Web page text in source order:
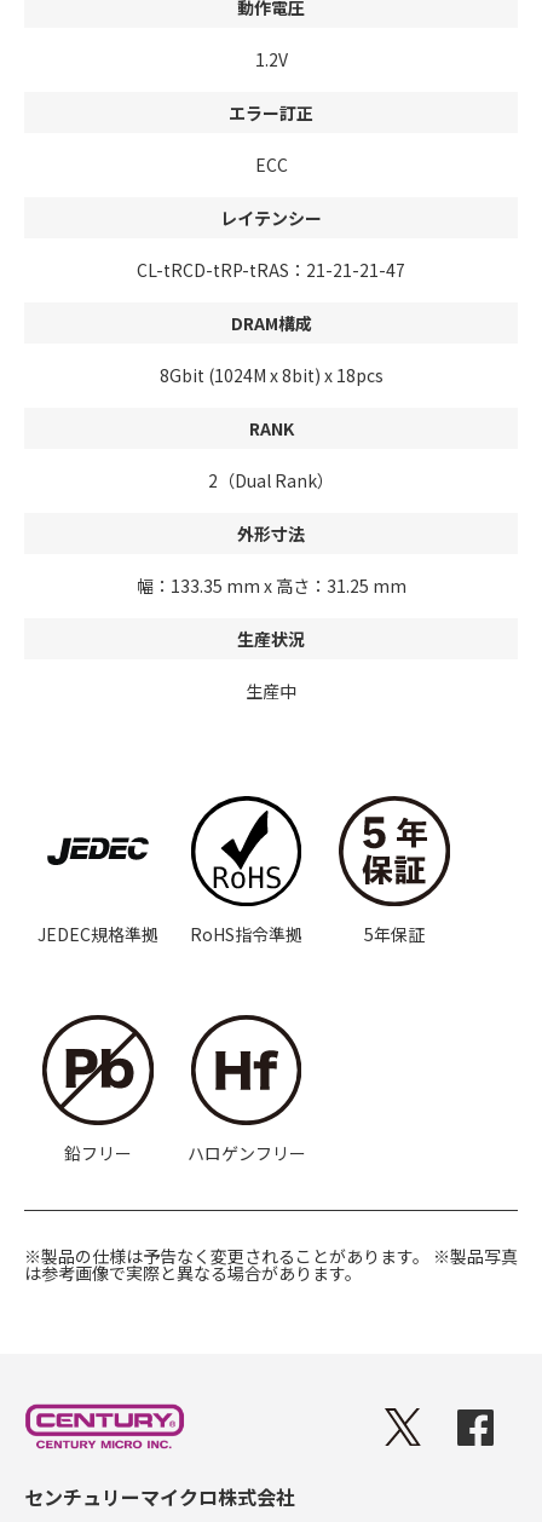
動作電圧
1.2V
エラー訂正
ECC
レイテンシー
CL-tRCD-tRP-tRAS：21-21-21-47
DRAM構成
8Gbit (1024M x 8bit) x 18pcs
RANK
2（Dual Rank）
外形寸法
幅：133.35 mm x 高さ：31.25 mm
生産状況
生産中
JEDEC規格準拠 RoHS指令準拠 5年保証
鉛フリー ハロゲンフリー
※製品の仕様は予告なく変更されることがあります。 ※製品写真
は参考画像で実際と異なる場合があります。
センチュリーマイクロ株式会社